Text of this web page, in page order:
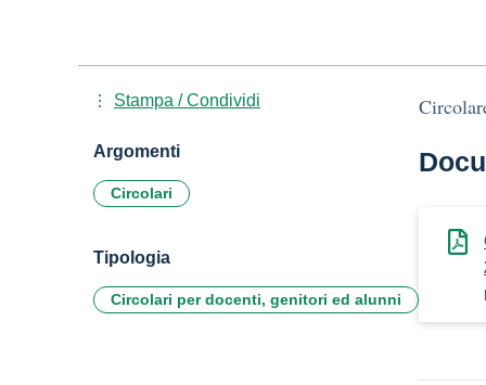
Stampa / Condividi
Argomenti
Circolari
Tipologia
Circolari per docenti, genitori ed alunni